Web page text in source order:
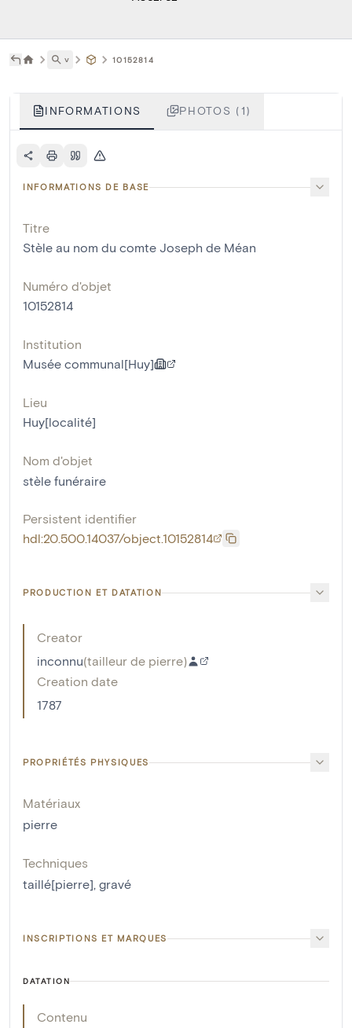
˅ 10152814
INFORMATIONS PHOTOS (1)
INFORMATIONS DE BASE
Titre
Stèle au nom du comte Joseph de Méan
Numéro d'objet
10152814
Institution
Musée communal[Huy]
Lieu
Huy[localité]
Nom d'objet
stèle funéraire
Persistent identifier
hdl:20.500.14037/object.10152814
PRODUCTION ET DATATION
Creator
inconnu(tailleur de pierre)
Creation date
1787
PROPRIÉTÉS PHYSIQUES
Matériaux
pierre
Techniques
taillé[pierre], gravé
INSCRIPTIONS ET MARQUES
DATATION
Contenu